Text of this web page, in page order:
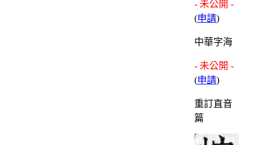
- 未公開 -
(申請)
中華字海
- 未公開 -
(申請)
重訂直音
篇